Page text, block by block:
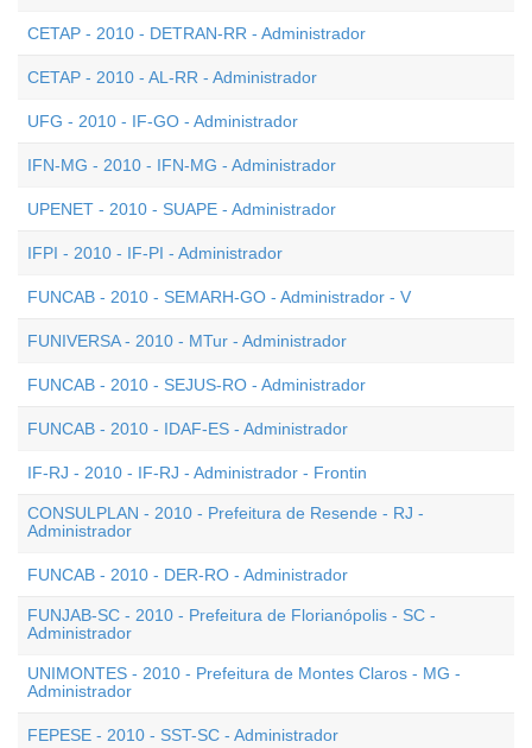
CETAP - 2010 - DETRAN-RR - Administrador
CETAP - 2010 - AL-RR - Administrador
UFG - 2010 - IF-GO - Administrador
IFN-MG - 2010 - IFN-MG - Administrador
UPENET - 2010 - SUAPE - Administrador
IFPI - 2010 - IF-PI - Administrador
FUNCAB - 2010 - SEMARH-GO - Administrador - V
FUNIVERSA - 2010 - MTur - Administrador
FUNCAB - 2010 - SEJUS-RO - Administrador
FUNCAB - 2010 - IDAF-ES - Administrador
IF-RJ - 2010 - IF-RJ - Administrador - Frontin
CONSULPLAN - 2010 - Prefeitura de Resende - RJ -
Administrador
FUNCAB - 2010 - DER-RO - Administrador
FUNJAB-SC - 2010 - Prefeitura de Florianópolis - SC -
Administrador
UNIMONTES - 2010 - Prefeitura de Montes Claros - MG -
Administrador
FEPESE - 2010 - SST-SC - Administrador